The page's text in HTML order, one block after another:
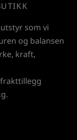
som vi
og balansen
kraft,